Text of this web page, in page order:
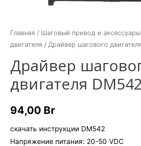
Главная / Шаговый привод и аксессуары
двигателя / Драйвер шагового
Драйвер
двигателя DM542
94,00 Br
скачать инструкции DM542
Напряжение питания: 20-50 VDC